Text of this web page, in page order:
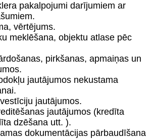
pakalpojumi darījumiem ar
vērtējums.
meklēšana, objektu atlase pēc
pirkšanas, apmaiņas un
jautājumos nekustama
jautājumos.
jautājumos (kredīta
dzēšana utt. ).
dokumentācijas pārbaudīšana